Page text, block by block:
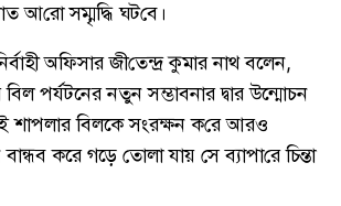
আ‌রো সম্মৃ‌দ্ধি ঘট‌বে।
অ‌ফিসার জী‌তেন্দ্র কুমার নাথ বলেন,
পর্যটনের নতুন সম্ভাবনার দ্বার উন্মোচন
শাপলার বিলকে সংরক্ষন ক‌রে আরও
করে গড়ে তোলা যায় সে ব্যাপা‌রে চিন্তা